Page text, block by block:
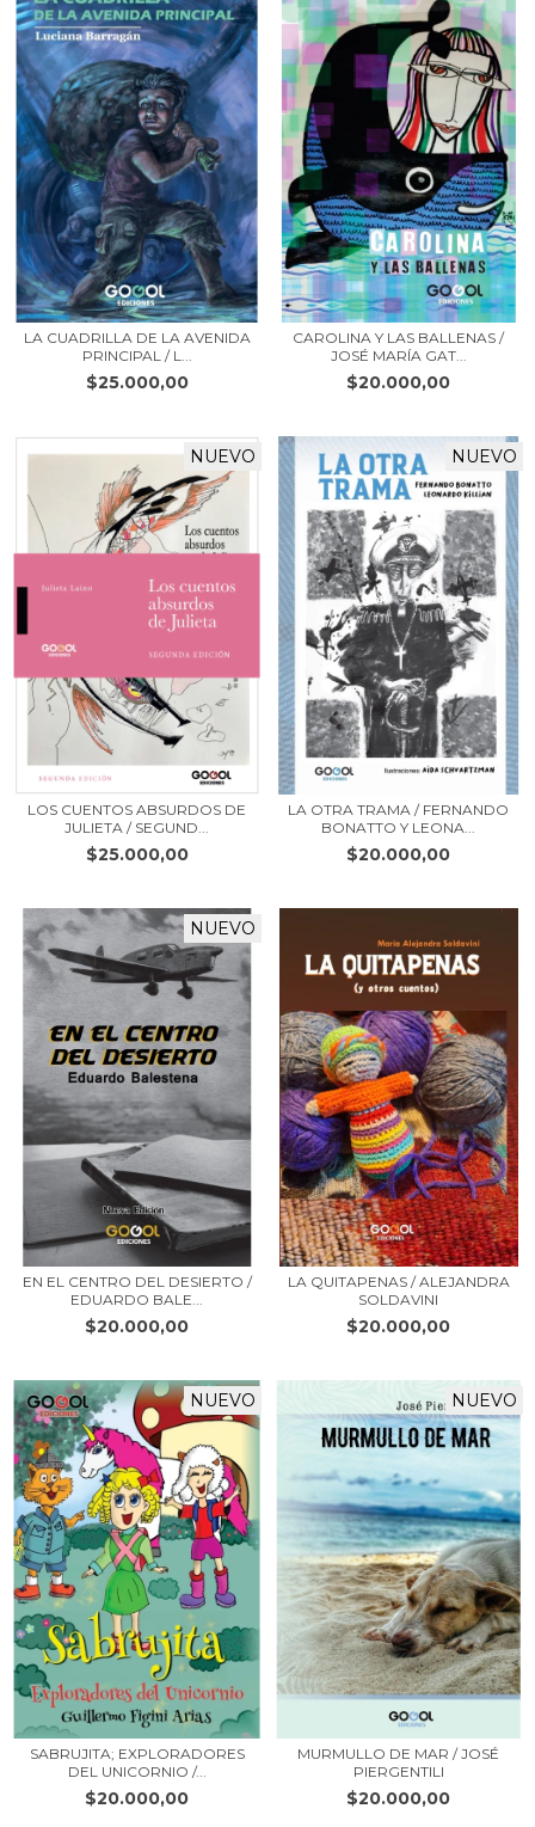
LA CUADRILLA DE LA AVENIDA
PRINCIPAL / L...
$25.000,00
CAROLINA Y LAS BALLENAS /
JOSÉ MARÍA GAT...
$20.000,00
NUEVO
LOS CUENTOS ABSURDOS DE
JULIETA / SEGUND...
$25.000,00
NUEVO
LA OTRA TRAMA / FERNANDO
BONATTO Y LEONA...
$20.000,00
NUEVO
EN EL CENTRO DEL DESIERTO /
EDUARDO BALE...
$20.000,00
LA QUITAPENAS / ALEJANDRA
SOLDAVINI
$20.000,00
NUEVO
SABRUJITA; EXPLORADORES
DEL UNICORNIO /...
$20.000,00
NUEVO
MURMULLO DE MAR / JOSÉ
PIERGENTILI
$20.000,00